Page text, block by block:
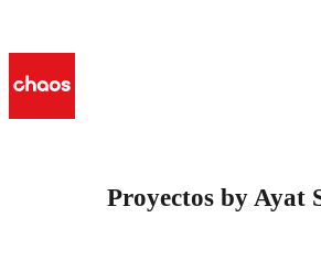
Proyectos by Ayat